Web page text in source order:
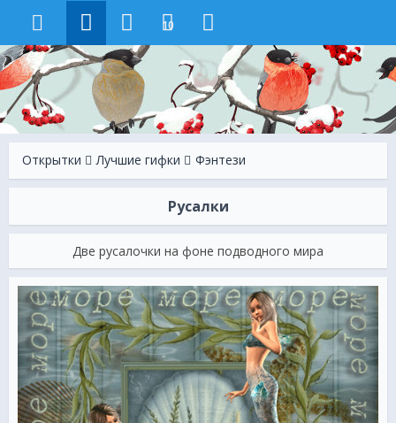
10
Открытки Лучшие гифки Фэнтези
Русалки
Две русалочки на фоне подводного мира